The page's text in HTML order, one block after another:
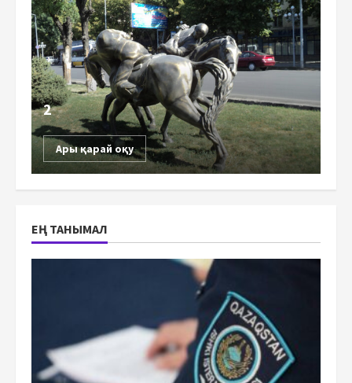
2
Ары қарай оқу
ЕҢ ТАНЫМАЛ